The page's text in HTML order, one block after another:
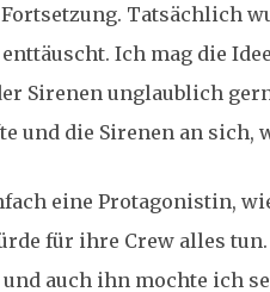
Tatsächlich
Ich mag die
Sirenen unglaublich
und die Sirenen an sich,
eine Protagonistin,
für ihre Crew alles
auch ihn mochte ich